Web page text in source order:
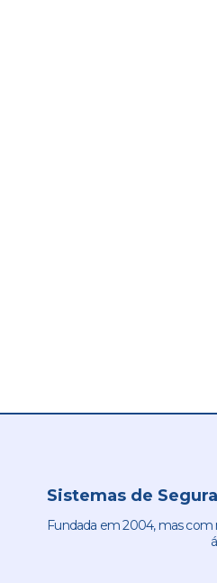
Sistemas de
Fundada em 2004, mas com